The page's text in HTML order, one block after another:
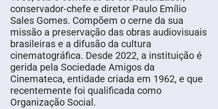
conservador-chefe e diretor Paulo Emílio
Sales Gomes. Compõem o cerne da sua
missão a preservação das obras audiovisuais
brasileiras e a difusão da cultura
cinematográfica. Desde 2022, a instituição é
gerida pela Sociedade Amigos da
Cinemateca, entidade criada em 1962, e que
recentemente foi qualificada como
Organização Social.